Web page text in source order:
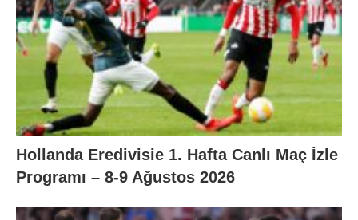
Hollanda Eredivisie 1. Hafta Canlı Maç İzle
Programı – 8-9 Ağustos 2026